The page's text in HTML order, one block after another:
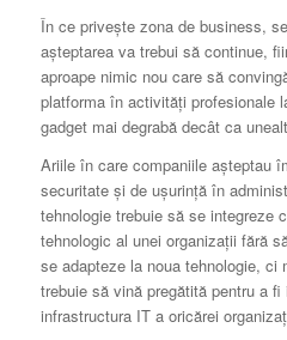
În ce priveşte zona de business,
aşteptarea va trebui să continue,
aproape nimic nou care să
platforma în activităţi profesionale
gadget mai degrabă decât ca
Ariile în care companiile aşteptau
securitate şi de uşurinţă în
tehnologie trebuie să se integreze
tehnologic al unei organizaţii fără
se adapteze la noua tehnologie, ci
trebuie să vină pregătită pentru a
infrastructura IT a oricărei